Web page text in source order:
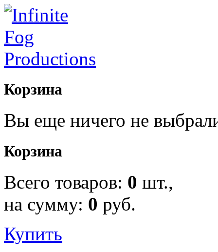
Корзина
Вы еще ничего не
Корзина
Всего товаров: 0 шт.,
на сумму: 0 руб.
Купить